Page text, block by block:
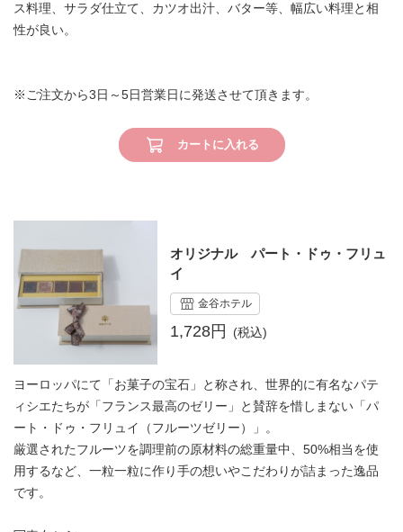
ス料理、サラダ仕立て、カツオ出汁、バター等、幅広い料理と相
性が良い。
※ご注文から3日～5日営業日に発送させて頂きます。
カートに入れる
オリジナル パート・ドゥ・フリュ
イ
金谷ホテル
1,728円
ヨーロッパにて「お菓子の宝石」と称され、世界的に有名なパテ
ィシエたちが「フランス最高のゼリー」と賛辞を惜しまない「パ
ート・ドゥ・フリュイ（フルーツゼリー）」。
厳選されたフルーツを調理前の原材料の総重量中、50%相当を使
用するなど、一粒一粒に作り手の想いやこだわりが詰まった逸品
です。